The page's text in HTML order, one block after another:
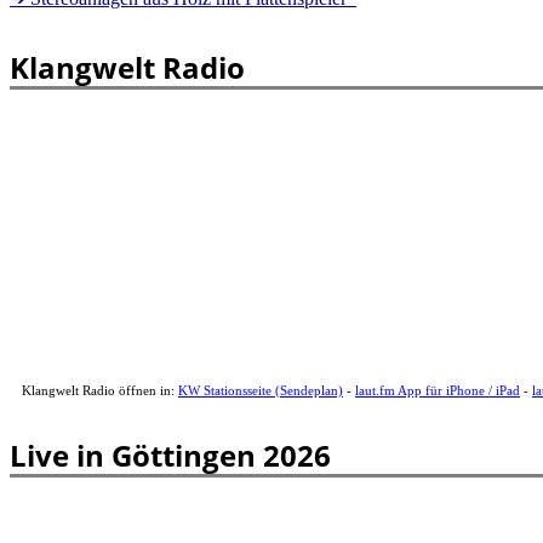
Klangwelt Radio
Klangwelt Radio öffnen in: KW Stationsseite (Sendeplan) - laut.fm App für iPhone / iPad -
Live in Göttingen 2026